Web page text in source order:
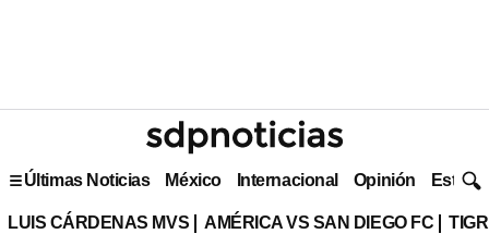
Últimas Noticias México Internacional Opinión Estilo
LUIS CÁRDENAS MVS AMÉRICA VS SAN DIEGO FC